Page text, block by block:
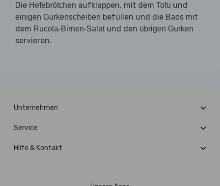
Die Hefebrötchen aufklappen, mit dem Tofu und
einigen Gurkenscheiben befüllen und die Baos mit
dem Rucola-Birnen-Salatund den übrigen Gurken
servieren.
Unternehmen
Service
Hilfe & Kontakt